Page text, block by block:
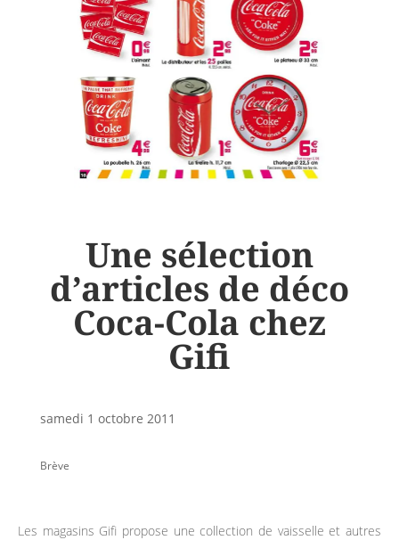
Une sélection
d’articles de déco
Coca-Cola chez
Gifi
samedi 1 octobre 2011
Brève
Les magasins Gifi propose une collection de vaisselle et autres